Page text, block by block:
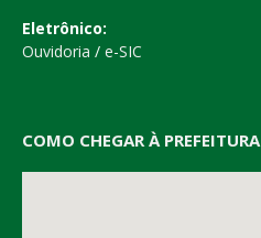
Eletrônico:
Ouvidoria / e-SIC
COMO CHEGAR À PREFEITURA